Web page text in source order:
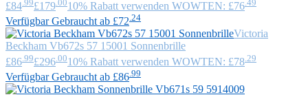
£84 .99£179 .0010% Rabatt verwenden WOWTEN: £76 .49
Verfügbar Gebraucht ab £72.24
Victoria
Beckham Vb672s 57 15001 Sonnenbrille
£86 .99£296 .0010% Rabatt verwenden WOWTEN: £78 .29
Verfügbar Gebraucht ab £86 .99